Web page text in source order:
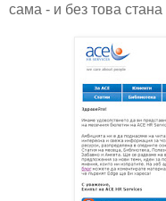
сама - и без това